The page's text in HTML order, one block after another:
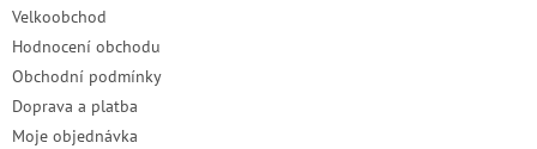
Velkoobchod
Hodnocení obchodu
Obchodní podmínky
Doprava a platba
Moje objednávka